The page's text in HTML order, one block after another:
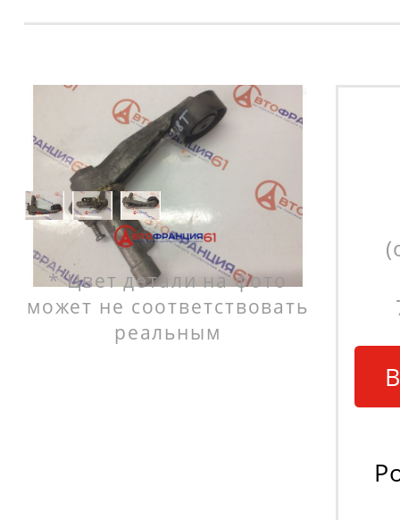
* Цвет детали на фото
может не соответствовать
реальным